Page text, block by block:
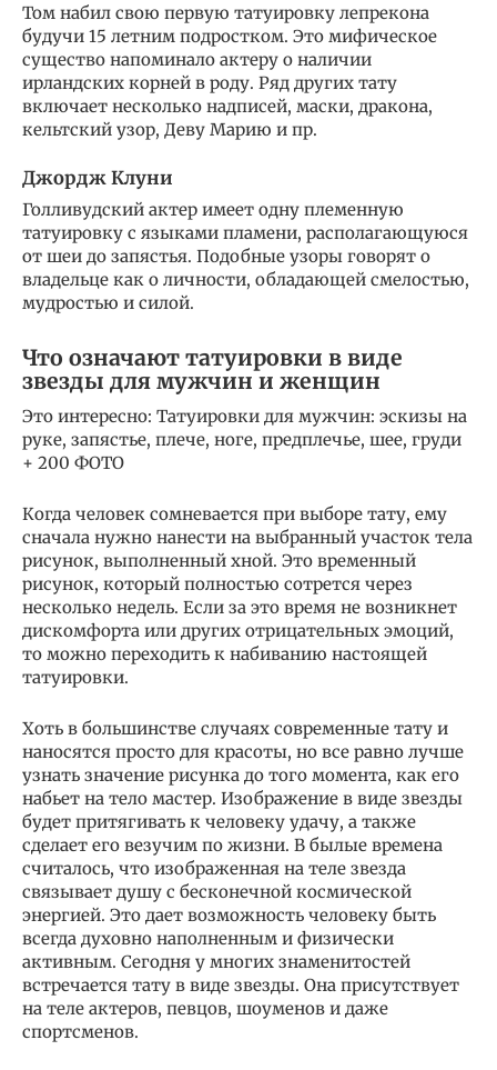
Том набил свою первую татуировку лепрекона
будучи 15 летним подростком. Это мифическое
существо напоминало актеру о наличии
ирландских корней в роду. Ряд других тату
включает несколько надписей, маски, дракона,
кельтский узор, Деву Марию и пр.
Джордж Клуни
Голливудский актер имеет одну племенную
татуировку с языками пламени, располагающуюся
от шеи до запястья. Подобные узоры говорят о
владельце как о личности, обладающей смелостью,
мудростью и силой.
Что означают татуировки в виде
звезды для мужчин и женщин
Это интересно: Татуировки для мужчин: эскизы на
руке, запястье, плече, ноге, предплечье, шее, груди
+ 200 ФОТО
Когда человек сомневается при выборе тату, ему
сначала нужно нанести на выбранный участок тела
рисунок, выполненный хной. Это временный
рисунок, который полностью сотрется через
несколько недель. Если за это время не возникнет
дискомфорта или других отрицательных эмоций,
то можно переходить к набиванию настоящей
татуировки.
Хоть в большинстве случаях современные тату и
наносятся просто для красоты, но все равно лучше
узнать значение рисунка до того момента, как его
набьет на тело мастер. Изображение в виде звезды
будет притягивать к человеку удачу, а также
сделает его везучим по жизни. В былые времена
считалось, что изображенная на теле звезда
связывает душу с бесконечной космической
энергией. Это дает возможность человеку быть
всегда духовно наполненным и физически
активным. Сегодня у многих знаменитостей
встречается тату в виде звезды. Она присутствует
на теле актеров, певцов, шоуменов и даже
спортсменов.